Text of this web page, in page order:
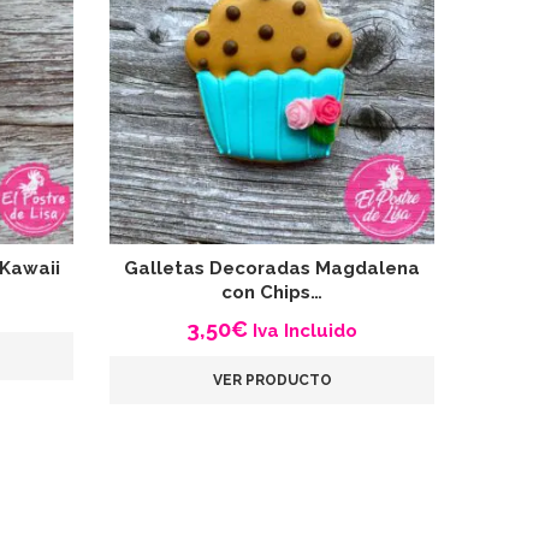
Galletas Decoradas Magdalena
con Chips…
3,50€ Iva Incluido
VER PRODUCTO